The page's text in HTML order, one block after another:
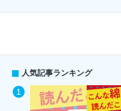
人気記事ランキング